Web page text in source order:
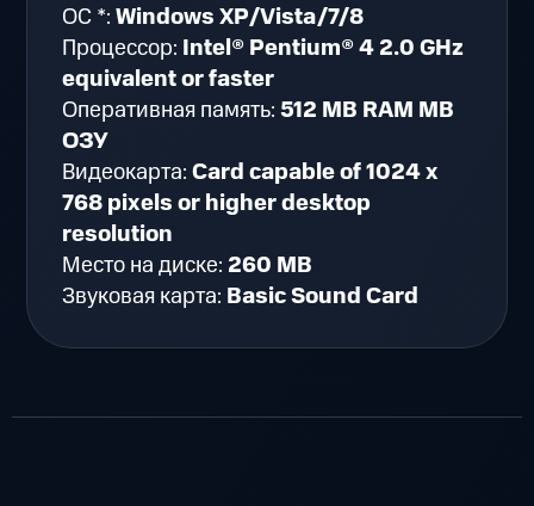
ОС *:Windows XP/Vista/7/8
Процессор: Intel® Pentium® 4 2.0 GHz
equivalent or faster
Оперативная память:512 MB RAM MB
ОЗУ
Видеокарта:Card capable of 1024 x
768 pixels or higher desktop
resolution
Место на диске: 260 MB
Звуковая карта: Basic Sound Card